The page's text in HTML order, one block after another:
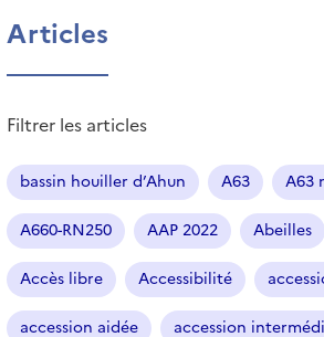
r
t
c
l
s
Articles
Filtrer les articles
bassin houiller d’Ahun A63 A63
A660-RN250 AAP 2022 Abeilles
Accès libre Accessibilité
accession aidée accession